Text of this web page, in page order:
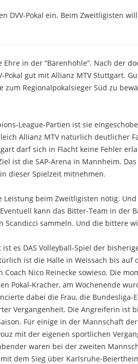
DVV-Pokal ein. Beim Zweitligisten
in der “Bärenhöhle”. Nach der
Pokal gut mit Allianz MTV Stuttgart.
zum Regionalpokalsieger Süd zu
League-Partien ist sie
Allianz MTV natürlich deutlicher
darf sich in Flacht keine Fehler
ist die SAP-Arena in Mannheim.
dieser Spielzeit mitnehmen.
beim Zweitligisten nötig.
kann das Bitter-Team in der
Scandicci sammeln. Und die bittere
es DAS Volleyball-Spiel der
ist die Halle in Weissach bis auf
Nico Reinecke sowieso. Die
Pokal-Kracher, am Wochenende
dabei die Frau, die
Vergangenheit. Die Angreiferin ist
Für einige in der Mannschaft
mit der eigenen sportlichen
waren bei der zweiten
dem Sieg über Karlsruhe-